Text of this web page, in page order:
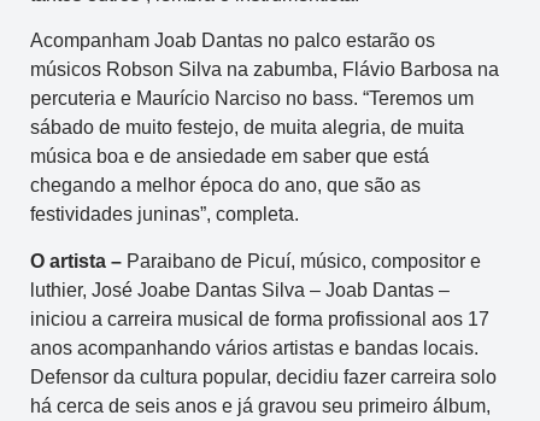
Acompanham Joab Dantas no palco estarão os
músicos Robson Silva na zabumba, Flávio Barbosa na
percuteria e Maurício Narciso no bass. “Teremos um
sábado de muito festejo, de muita alegria, de muita
música boa e de ansiedade em saber que está
chegando a melhor época do ano, que são as
festividades juninas”, completa.
O artista – Paraibano de Picuí, músico, compositor e
luthier, José Joabe Dantas Silva – Joab Dantas –
iniciou a carreira musical de forma profissional aos 17
anos acompanhando vários artistas e bandas locais.
Defensor da cultura popular, decidiu fazer carreira solo
há cerca de seis anos e já gravou seu primeiro álbum,